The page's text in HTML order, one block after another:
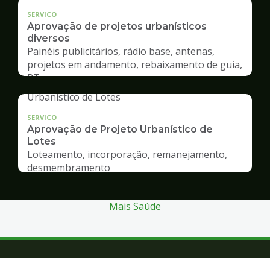
SERVICO
Aprovação de projetos urbanísticos
diversos
Painéis publicitários, rádio base, antenas,
projetos em andamento, rebaixamento de guia,
RT
SERVICO
Aprovação de Projeto Urbanístico de
Lotes
Loteamento, incorporação, remanejamento,
desmembramento
Mais Saúde